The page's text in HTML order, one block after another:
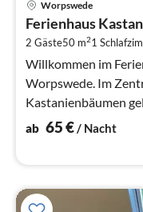
Worpswede
Ferienhaus
2 Gäste50 m21
Willkommen im
Worpswede. Im
Kastanienbäumen
erwartet Sie unser
ab 65€/ Nacht